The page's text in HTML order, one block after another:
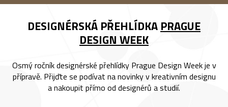
DESIGNÉRSKÁ PŘEHLÍDKA PRAGUE
DESIGN WEEK
Osmý ročník designérské přehlídky Prague Design Week je v
přípravě. Přijďte se podívat na novinky v kreativním designu
a nakoupit přímo od designérů a studií.